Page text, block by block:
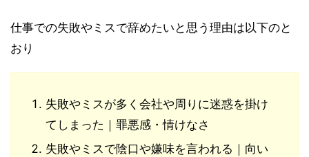
仕事での失敗やミスで辞めたいと思う理由は以下のと
おり
失敗やミスが多く会社や周りに迷惑を掛け
てしまった｜罪悪感・情けなさ
失敗やミスで陰口や嫌味を言われる｜向い